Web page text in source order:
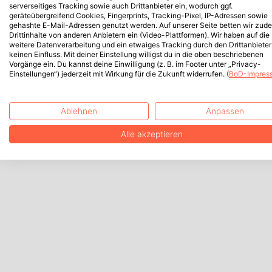
serverseitiges Tracking sowie auch Drittanbieter ein, wodurch ggf.
geräteübergreifend Cookies, Fingerprints, Tracking-Pixel, IP-Adressen sowie
gehashte E-Mail-Adressen genutzt werden. Auf unserer Seite betten wir
Drittinhalte von anderen Anbietern ein (Video-Plattformen). Wir haben auf die
weitere Datenverarbeitung und ein etwaiges Tracking durch den Drittanbieter
keinen Einfluss. Mit deiner Einstellung willigst du in die oben beschriebenen
Vorgänge ein. Du kannst deine Einwilligung (z. B. im Footer unter „Privacy-
Einstellungen“) jederzeit mit Wirkung für die Zukunft widerrufen. (BoD-
Ablehnen Anpassen
Alle akzeptieren